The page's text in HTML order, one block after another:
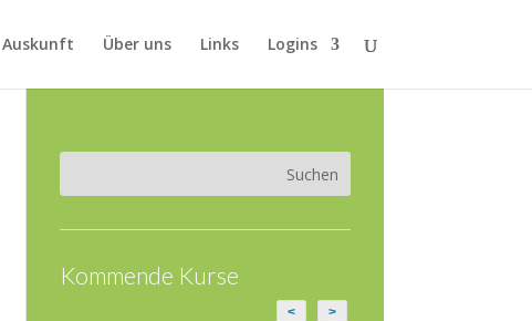
Auskunft Über uns Links Logins
Kommende Kurse
< >